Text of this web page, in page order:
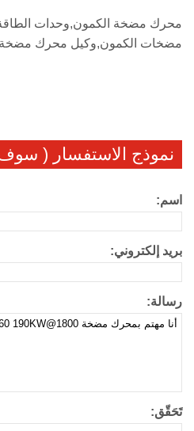
محرك مضخة الكمون,وحدات الطاقة
مضخات الكمون,وكيل محرك مضخة
نموذج الاستفسار (
اسم:
بريد إلكتروني:
رسالة:
تَحَقّق: